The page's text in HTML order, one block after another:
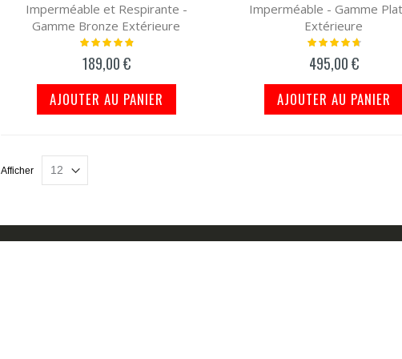
Imperméable et Respirante -
Gamme Bronze Extérieure
Notation:
189,00 €
AJOUTER AU PANIER
Imperméable - Gamme
Extérieure
Notation:
495,00 €
AJOUTER AU PANIER
Afficher